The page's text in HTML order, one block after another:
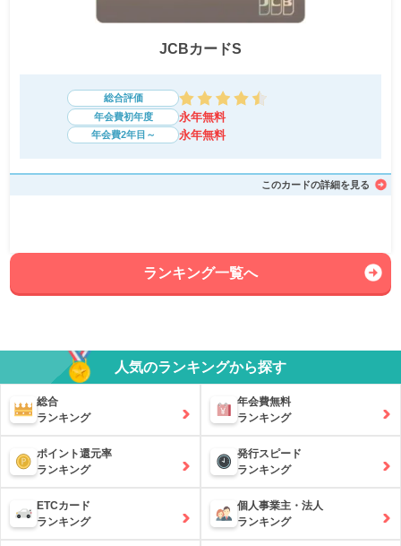
JCBカードS
総合評価
年会費初年度
永年無料
年会費2年目～ 永年無料
このカードの詳細を見る
ランキング一覧へ
人気のランキングから探す
総合
ランキング
年会費無料
ランキング
ポイント還元率
ランキング
発行スピード
ランキング
ETCカード
ランキング
個人事業主・法人
ランキング